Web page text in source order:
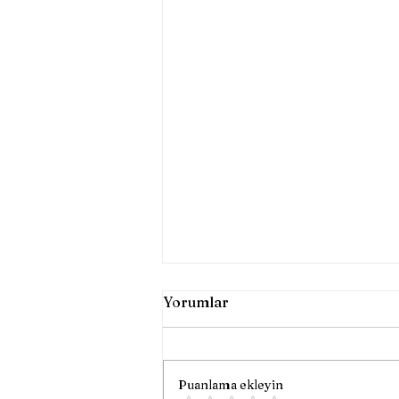
Yorumlar
Puanlama ekleyin